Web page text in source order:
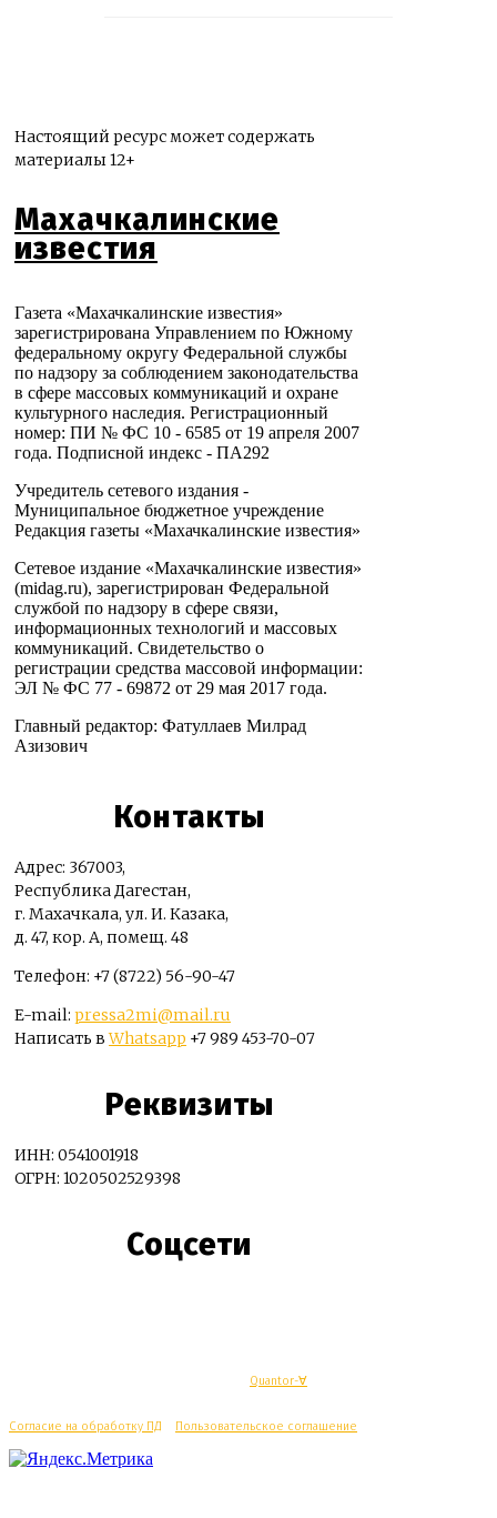
Настоящий ресурс может содержать
материалы 12+
Махачкалинские
известия
Газета «Махачкалинские известия»
зарегистрирована Управлением по Южному
федеральному округу Федеральной службы
по надзору за соблюдением законодательства
в сфере массовых коммуникаций и охране
культурного наследия. Регистрационный
номер: ПИ № ФС 10 - 6585 от 19 апреля 2007
года. Подписной индекс - ПА292
Учредитель сетевого издания -
Муниципальное бюджетное учреждение
Редакция газеты «Махачкалинские известия»
Сетевое издание «Махачкалинские известия»
(midag.ru), зарегистрирован Федеральной
службой по надзору в сфере связи,
информационных технологий и массовых
коммуникаций. Свидетельство о
регистрации средства массовой информации:
ЭЛ № ФС 77 - 69872 от 29 мая 2017 года.
Главный редактор: Фатуллаев Милрад
Азизович
Контакты
Адрес: 367003,
Республика Дагестан,
г. Махачкала, ул. И. Казака,
д. 47, кор. А, помещ. 48
Телефон: +7 (8722) 56-90-47
E-mail: pressa2mi@mail.ru
Написать вWhatsapp +7 989 453-70-07
Реквизиты
ИНН: 0541001918
ОГРН: 1020502529398
Соцсети
Quantor-∀
Согласие на обработку ПД Пользовательское соглашение